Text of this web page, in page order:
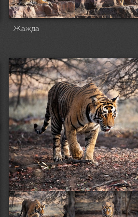
Жажда